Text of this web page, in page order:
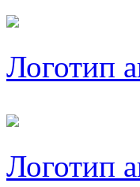
Логотип
Логотип